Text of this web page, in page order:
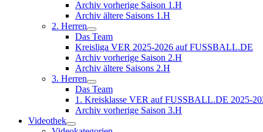
Archiv vorherige Saison 1.H
Archiv ältere Saisons 1.H
2. Herren
Das Team
Kreisliga VER 2025-2026 auf FUSSBALL.DE
Archiv vorherige Saison 2.H
Archiv ältere Saisons 2.H
3. Herren
Das Team
1. Kreisklasse VER auf FUSSBALL.DE 2025-
Archiv vorherige Saison 3.H
Videothek